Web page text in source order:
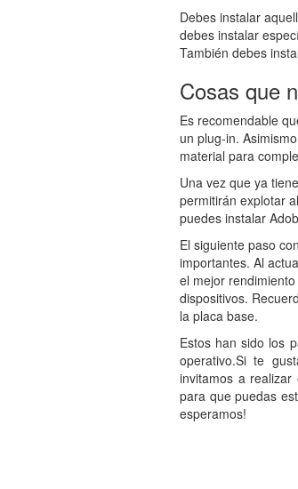
Debes instalar
debes instalar
También debes
Cosas que
Es recomendable
un plug-in.
material para
Una vez que ya
permitirán explotar
puedes instalar
El siguiente paso
importantes. Al
el mejor
dispositivos.
la placa base.
Estos han sido los
operativo.Si te
invitamos a realizar
para que puedas
esperamos!